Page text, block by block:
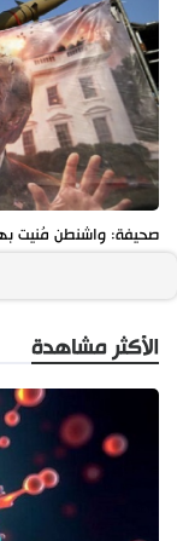
صحيفة: واشنطن مُنيت
الأكثر مشاهدة